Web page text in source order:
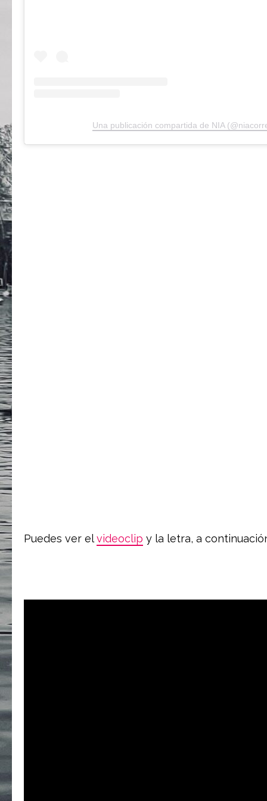
Una publicación compartida de NIA
Puedes ver elvideoclip y la letra, a